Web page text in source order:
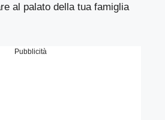
al palato della tua famiglia
Pubblicità